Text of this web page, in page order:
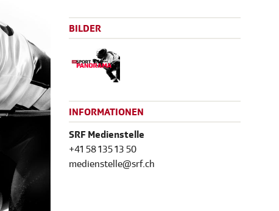
BILDER
INFORMATIONEN
SRF Medienstelle
+41 58 135 13 50
medienstelle@srf.ch